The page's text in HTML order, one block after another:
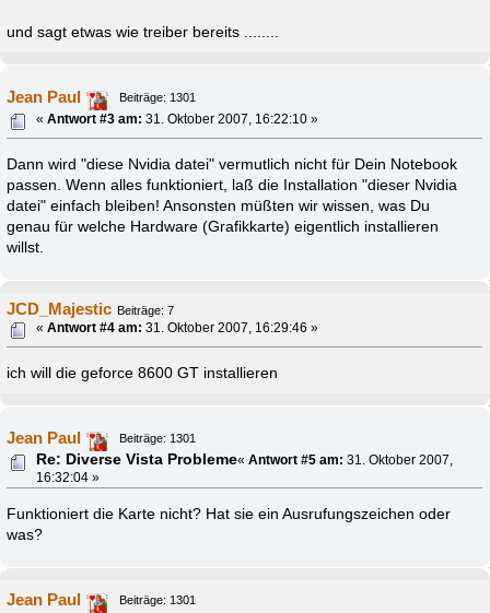
und sagt etwas wie treiber bereits ........
Jean Paul
Beiträge: 1301
«Antwort #3 am: 31. Oktober 2007, 16:22:10 »
Dann wird "diese Nvidia datei" vermutlich nicht für Dein Notebook
passen. Wenn alles funktioniert, laß die Installation "dieser Nvidia
datei" einfach bleiben! Ansonsten müßten wir wissen, was Du
genau für welche Hardware (Grafikkarte) eigentlich installieren
willst.
JCD_Majestic Beiträge: 7
«Antwort #4 am: 31. Oktober 2007, 16:29:46 »
ich will die geforce 8600 GT installieren
Jean Paul Beiträge: 1301
Re: Diverse Vista Probleme«Antwort #5 am: 31. Oktober 2007,
16:32:04 »
Funktioniert die Karte nicht? Hat sie ein Ausrufungszeichen oder
was?
Jean Paul
Beiträge: 1301